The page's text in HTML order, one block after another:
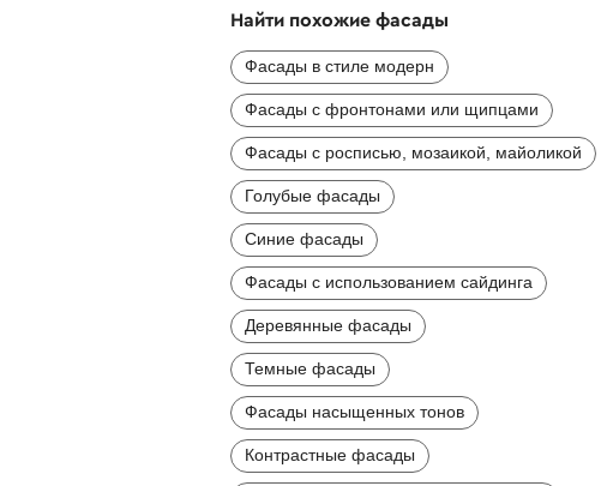
Найти похожие фасады
Фасады в стиле модерн
Фасады с фронтонами или щипцами
Фасады с росписью, мозаикой, майоликой
Голубые фасады
Синие фасады
Фасады с использованием сайдинга
Деревянные фасады
Темные фасады
Фасады насыщенных тонов
Контрастные фасады